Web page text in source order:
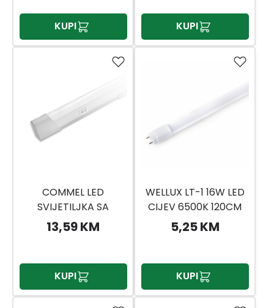
KUPI KUPI
COMMEL LED
SVIJETILJKA SA
PREKIDAČEM 5W
13,59 KM
KUPI
WELLUX LT-1 16W LED
CIJEV 6500K 120CM
5,25 KM
KUPI